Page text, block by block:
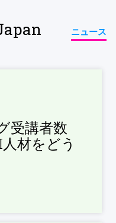
ニュース
受講者数
材をどう